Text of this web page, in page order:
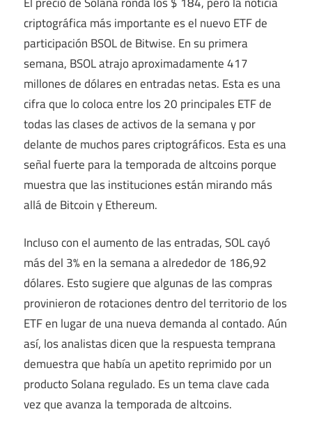
criptográfica más importante es el nuevo ETF de
participación BSOL de Bitwise. En su primera
semana, BSOL atrajo aproximadamente 417
millones de dólares en entradas netas. Esta es una
cifra que lo coloca entre los 20 principales ETF de
todas las clases de activos de la semana y por
delante de muchos pares criptográficos. Esta es una
señal fuerte para la temporada de altcoins porque
muestra que las instituciones están mirando más
allá de Bitcoin y Ethereum.
Incluso con el aumento de las entradas, SOL cayó
más del 3% en la semana a alrededor de 186,92
dólares. Esto sugiere que algunas de las compras
provinieron de rotaciones dentro del territorio de los
ETF en lugar de una nueva demanda al contado. Aún
así, los analistas dicen que la respuesta temprana
demuestra que había un apetito reprimido por un
producto Solana regulado. Es un tema clave cada
vez que avanza la temporada de altcoins.